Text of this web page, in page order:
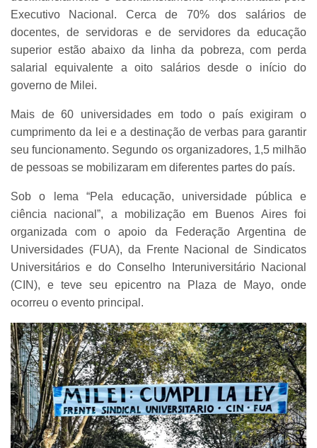
Executivo Nacional. Cerca de 70% dos salários de
docentes, de servidoras e de servidores da educação
superior estão abaixo da linha da pobreza, com perda
salarial equivalente a oito salários desde o início do
governo de Milei.
Mais de 60 universidades em todo o país exigiram o
cumprimento da lei e a destinação de verbas para garantir
seu funcionamento. Segundo os organizadores, 1,5 milhão
de pessoas se mobilizaram em diferentes partes do país.
Sob o lema “Pela educação, universidade pública e
ciência nacional”, a mobilização em Buenos Aires foi
organizada com o apoio da Federação Argentina de
Universidades (FUA), da Frente Nacional de Sindicatos
Universitários e do Conselho Interuniversitário Nacional
(CIN), e teve seu epicentro na Plaza de Mayo, onde
ocorreu o evento principal.